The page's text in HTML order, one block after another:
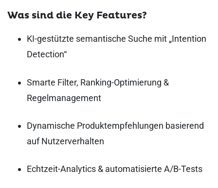
Was sind die Key Features?
KI-gestützte semantische Suche mit „Intention
Detection“
Smarte Filter, Ranking-Optimierung &
Regelmanagement
Dynamische Produktempfehlungen basierend
auf Nutzerverhalten
Echtzeit-Analytics & automatisierte A/B-Tests